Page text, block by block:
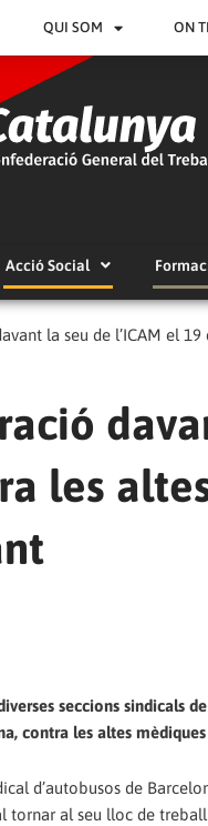
QUI SOM ON
Acció Social
la seu de l’ICAM el
les
seccions sindicals
contra les altes
d’autobusos de
tornar al seu lloc de